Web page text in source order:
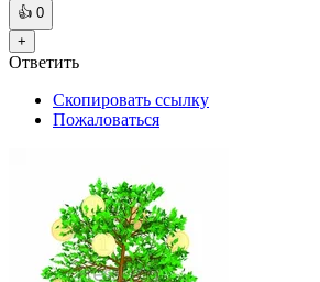
👍 0
+
Ответить
Скопировать ссылку
Пожаловаться